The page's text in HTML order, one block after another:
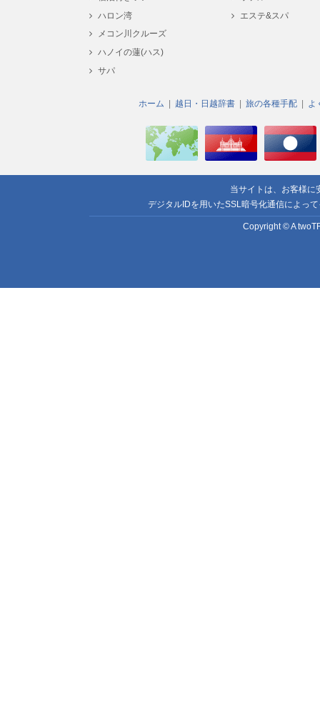
ハロン湾
メコン川クルーズ
ハノイの蓮(ハス)
サパ
エステ&スパ
ホーム 越日・日越辞書 旅の各種手配 よ
当サイトは、お客様に
デジタルIDを用いたSSL暗号化通信によっ
Copyright © A